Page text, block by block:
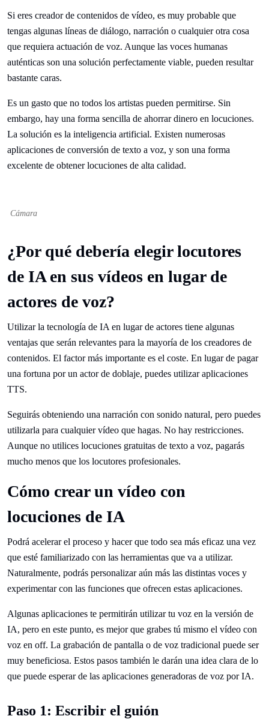
Si eres creador de contenidos de vídeo, es muy probable que
tengas algunas líneas de diálogo, narración o cualquier otra cosa
que requiera actuación de voz. Aunque las voces humanas
auténticas son una solución perfectamente viable, pueden resultar
bastante caras.
Es un gasto que no todos los artistas pueden permitirse. Sin
embargo, hay una forma sencilla de ahorrar dinero en locuciones.
La solución es la inteligencia artificial. Existen numerosas
aplicaciones de conversión de texto a voz, y son una forma
excelente de obtener locuciones de alta calidad.
Cámara
¿Por qué debería elegir locutores
de IA en sus vídeos en lugar de
actores de voz?
Utilizar la tecnología de IA en lugar de actores tiene algunas
ventajas que serán relevantes para la mayoría de los creadores de
contenidos. El factor más importante es el coste. En lugar de pagar
una fortuna por un actor de doblaje, puedes utilizar aplicaciones
TTS.
Seguirás obteniendo una narración con sonido natural, pero puedes
utilizarla para cualquier vídeo que hagas. No hay restricciones.
Aunque no utilices locuciones gratuitas de texto a voz, pagarás
mucho menos que los locutores profesionales.
Cómo crear un vídeo con
locuciones de IA
Podrá acelerar el proceso y hacer que todo sea más eficaz una vez
que esté familiarizado con las herramientas que va a utilizar.
Naturalmente, podrás personalizar aún más las distintas voces y
experimentar con las funciones que ofrecen estas aplicaciones.
Algunas aplicaciones te permitirán utilizar tu voz en la versión de
IA, pero en este punto, es mejor que grabes tú mismo el vídeo con
voz en off. La grabación de pantalla o de voz tradicional puede ser
muy beneficiosa. Estos pasos también le darán una idea clara de lo
que puede esperar de las aplicaciones generadoras de voz por IA.
Paso 1: Escribir el guión